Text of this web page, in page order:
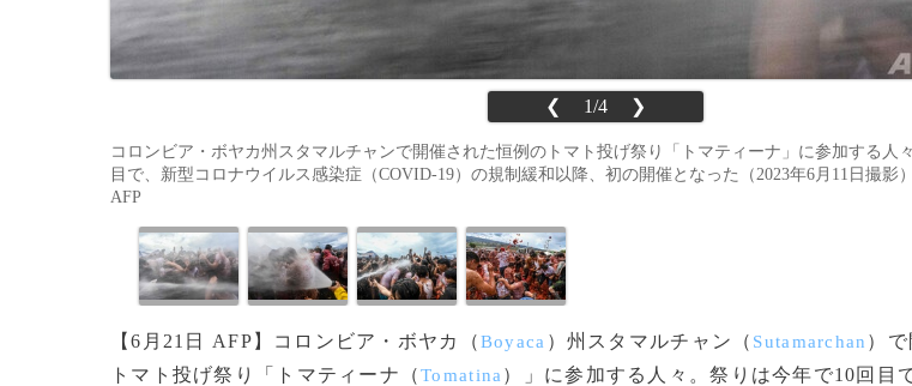
❮ 1/4 ❯
コロンビア・ボヤカ州スタマルチャンで開催された恒例のトマト投げ祭り「トマティーナ」に参加する人
目で、新型コロナウイルス感染症（COVID-19）の規制緩和以降、初の開催となった（2023年6月11日撮影
AFP
【6月21日 AFP】コロンビア・ボヤカ（Boyaca ）州スタマルチャン（ Sutamarchan ）
トマト投げ祭り「トマティーナ（Tomatina ）」に参加する人々。祭りは今年で10回目